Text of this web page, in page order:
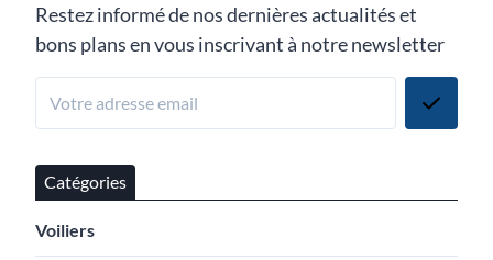
Restez informé de nos dernières actualités et
bons plans en vous inscrivant à notre newsletter
Catégories
Voiliers